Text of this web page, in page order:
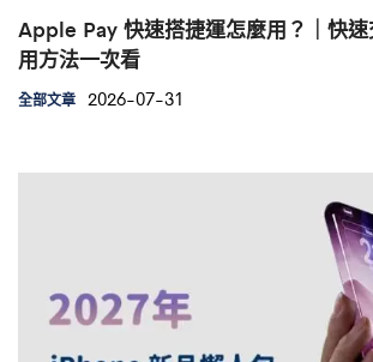
Apple Pay 快速搭捷運怎麼用？｜快
用方法一次看
全部文章 2026-07-31